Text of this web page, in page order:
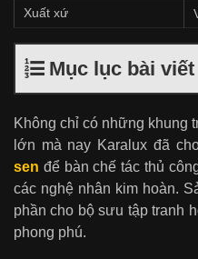
Xuất xứ
Mục lục bài viết
Không chỉ có những khung
lớn mà nay Karalux đã
sen để bàn chế tác thủ
các nghệ nhân kim hoàn.
phần cho bộ sưu tập tranh
phong phú.